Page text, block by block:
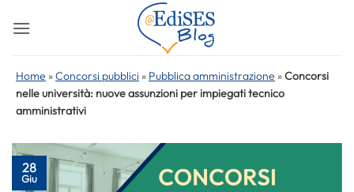
Home »Concorsi pubblici » Pubblica amministrazione »Concorsi
nelle università: nuove assunzioni per impiegati tecnico
amministrativi
28
Giu